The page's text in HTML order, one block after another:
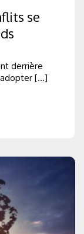
se
derrière
[…]